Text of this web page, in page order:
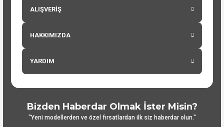
ALIŞVERİŞ
HAKKIMIZDA
YARDIM
Bizden Haberdar Olmak İster Misin?
"Yeni modellerden ve özel fırsatlardan ilk siz haberdar olun."